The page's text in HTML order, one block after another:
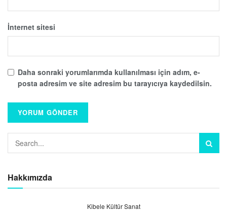
İnternet sitesi
Daha sonraki yorumlarımda kullanılması için adım, e-
posta adresim ve site adresim bu tarayıcıya kaydedilsin.
Hakkımızda
Kibele Kültür Sanat